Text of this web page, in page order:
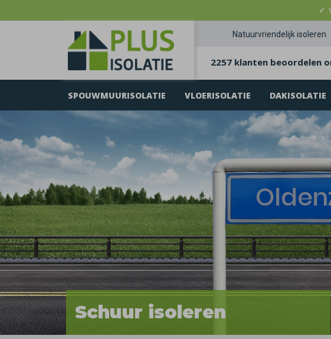
✓
Natuurvriendelijk isoleren
2257 klanten beoordelen
SPOUWMUURISOLATIE VLOERISOLATIE DAKISOLATIE
Schuur isoleren